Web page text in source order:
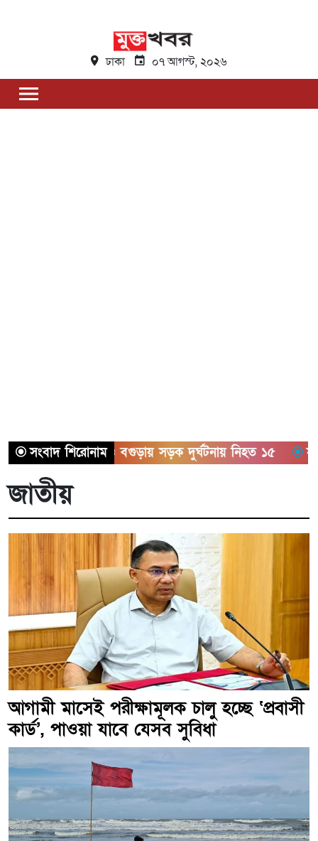
ঢাকা ০৭ আগস্ট, ২০২৬
সংবাদ শিরোনাম
সিলেট ও বগুড়ায় সড়ক দুর্ঘটনায় নিহত ১৫ সাতক্ষীরায়
জাতীয়
আগামী মাসেই পরীক্ষামূলক চালু হচ্ছে ‘প্রবাসী
কার্ড’, পাওয়া যাবে যেসব সুবিধা